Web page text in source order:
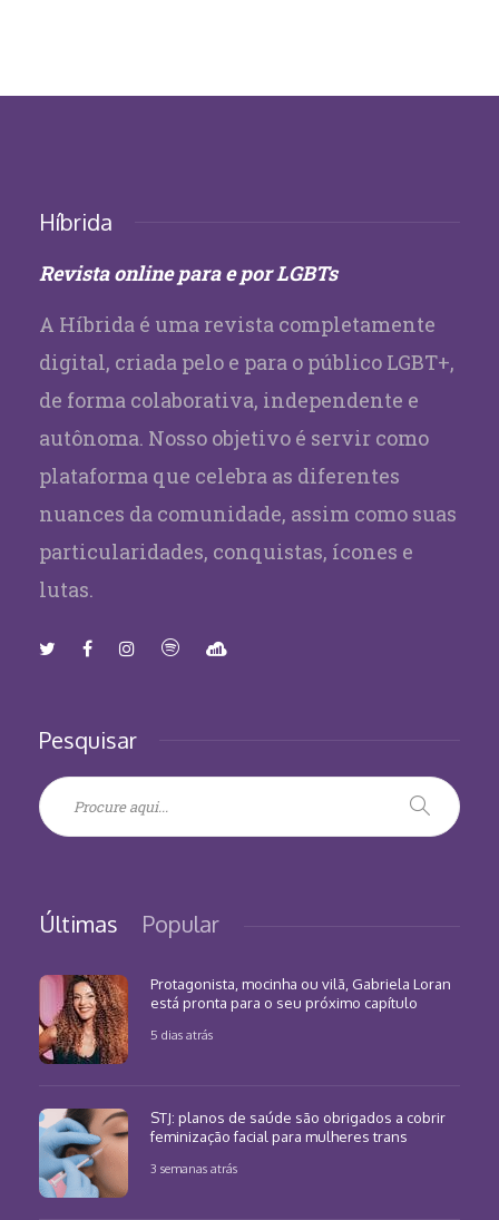
Híbrida
Revista online para e por LGBTs
A Híbrida é uma revista completamente
digital, criada pelo e para o público LGBT+,
de forma colaborativa, independente e
autônoma. Nosso objetivo é servir como
plataforma que celebra as diferentes
nuances da comunidade, assim como suas
particularidades, conquistas, ícones e
lutas.
Pesquisar
Últimas Popular
Protagonista, mocinha ou vilã, Gabriela Loran
está pronta para o seu próximo capítulo
5 dias atrás
STJ: planos de saúde são obrigados a cobrir
feminização facial para mulheres trans
3 semanas atrás